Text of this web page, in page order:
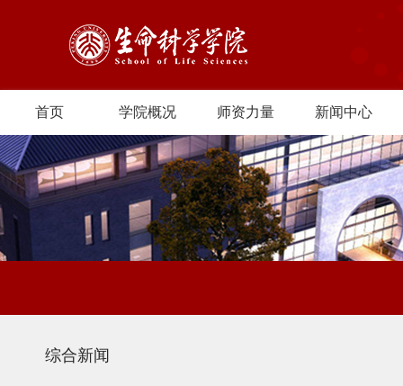
首页 学院概况 师资力量 新闻中心
综合新闻